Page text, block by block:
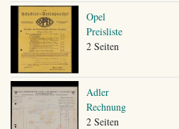
Opel
Preisliste
2 Seiten
Adler
Rechnung
2 Seiten